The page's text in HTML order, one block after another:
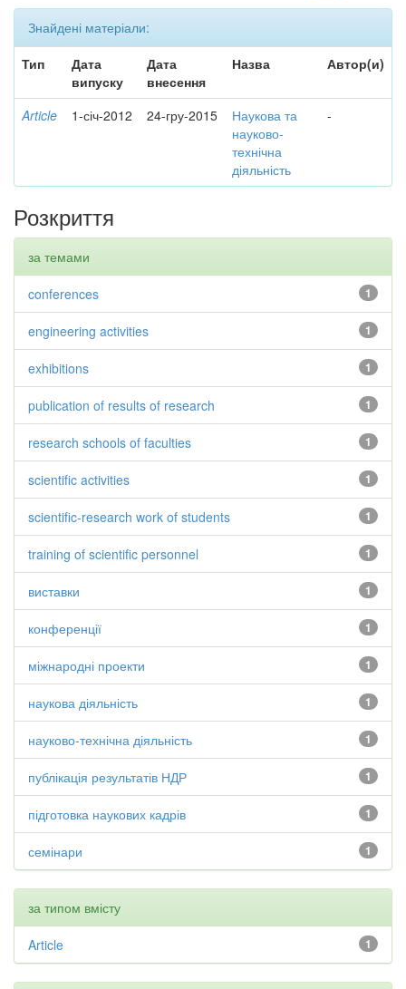
Знайдені матеріали:
Тип
Дата
випуску
Дата
внесення
Назва Автор(и)
Article 1-січ-2012 24-гру-2015
Наукова та
науково-
технічна
діяльність
-
Розкриття
за темами
1
conferences
1
engineering activities
1
exhibitions
1
publication of results of research
1
research schools of faculties
1
scientific activities
1
scientific-research work of students
1
training of scientific personnel
1
виставки
1
конференції
1
міжнародні проекти
1
наукова діяльність
1
науково-технічна діяльність
1
публікація результатів НДР
1
підготовка наукових кадрів
1
семінари
за типом вмісту
1
Article